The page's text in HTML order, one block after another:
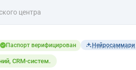
центра
Паспорт верифицирован Нейросаммари
CRM-систем.